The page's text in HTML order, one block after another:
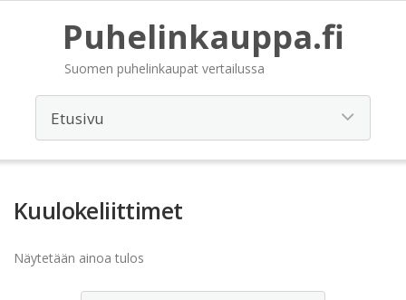
Puhelinkauppa.fi
Suomen puhelinkaupat vertailussa
Kuulokeliittimet
Näytetään ainoa tulos